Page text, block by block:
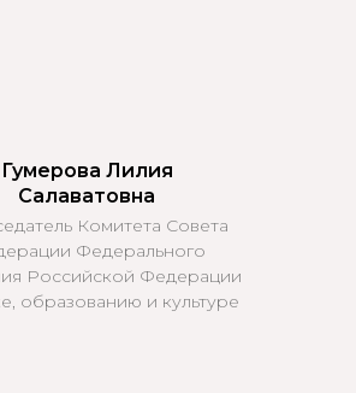
Гумерова Лилия
Салаватовна
Комитета Совета
Федерального
Российской Федерации
образованию и культуре